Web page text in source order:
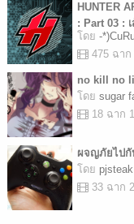
HUNTER
: Part 03 :
โดย -
475 ฉา
no kill no
โดย sugar
18 ฉาก
ผจญภัยไปกั
โดย pjsteak
33 ฉาก